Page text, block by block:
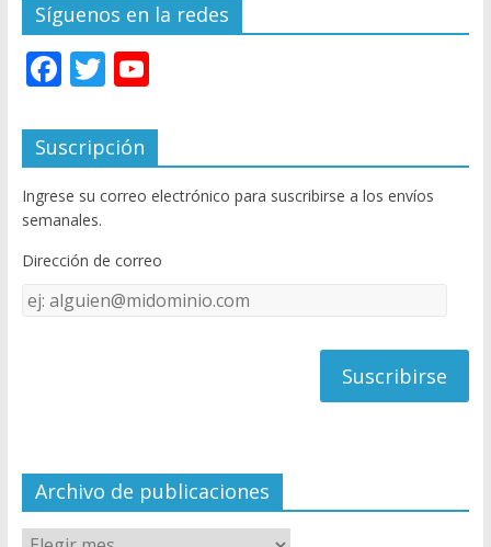
Síguenos en la redes
F
e
b
o
o
k
T
itt
er
Y
u
T
u
e
C
el
Suscripción
Ingrese su correo electrónico para suscribirse a los envíos
semanales.
Dirección de correo
Dirección
Archivo de publicaciones